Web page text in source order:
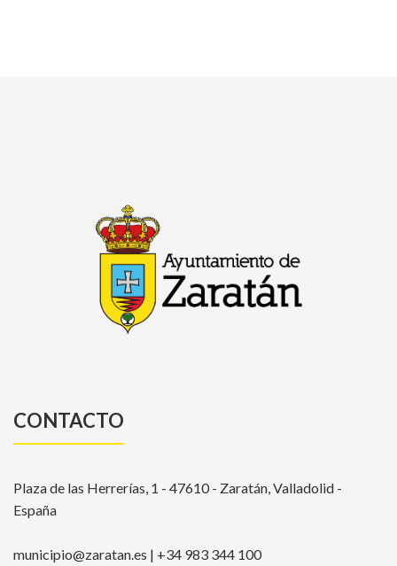
CONTACTO
Plaza de las Herrerías, 1 - 47610 - Zaratán, Valladolid -
España
municipio@zaratan.es | +34 983 344 100